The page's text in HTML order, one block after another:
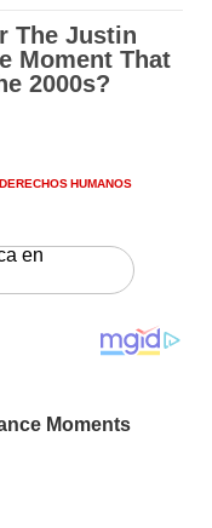
DERECHOS HUMANOS
en